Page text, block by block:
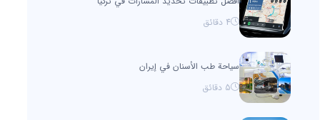
4 دقائق
سياحة طب الأسنان في إيران
5 دقائق